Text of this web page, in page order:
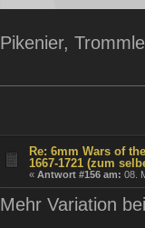
Pikenier,
Re: 6mm Wars of
1667-1721 (zum
«Antwort #156 am: 08.
Mehr Variation